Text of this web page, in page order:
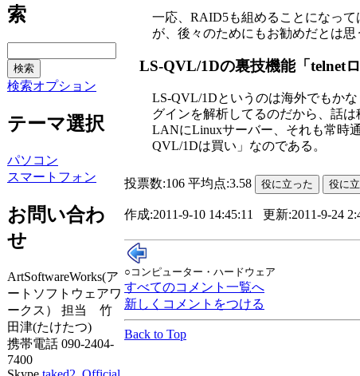
索
検索オプション
テーマ選択
パソコン
スマートフォン
お問い合わ
せ
ArtSoftwareWorks(ア
ートソフトウェアワ
ークス） 担当 竹
田津(たけたつ)
携帯電話 090-2404-
7400
一応、RAID5も組めることになっ
が、後々のためにもお勧めだとは思
LS-QVL/1Dの裏技機能「telnetロ
LS-QVL/1Dというのは海外でもか
グインを解析してるのだから、話
LANにLinuxサーバー、それも常時
QVL/1Dは買い」なのである。
投票数:106 平均点:3.58
作成:2011-9-10 14:45:11 更新:2011-9-24
○コンピューター・ハードウェア
すべてのコメント一覧へ
新しくコメントをつける
Back to Top